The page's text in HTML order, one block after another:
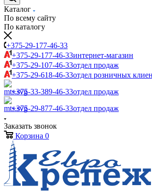
Каталог
По всему сайту
По каталогу
+375-29-177-46-33
+375-29-177-46-33интернет-магазин
+375-29-107-46-33отдел продаж
+375-29-618-46-33отдел розничных
+375-33-389-46-33отдел продаж
+375-29-877-46-33отдел продаж
Заказать звонок
Корзина 0